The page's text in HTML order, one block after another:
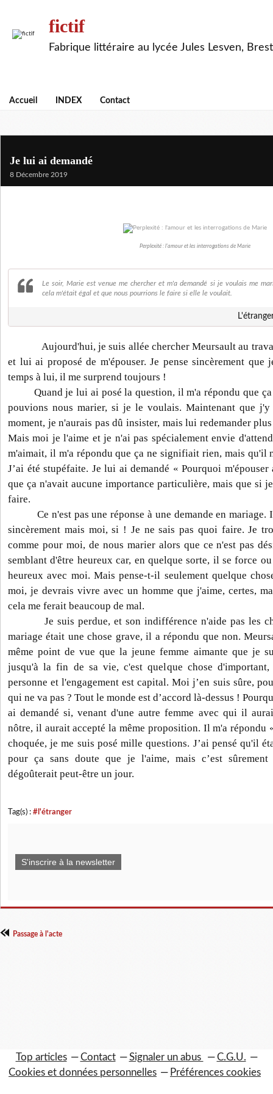
fictif
Fabrique littéraire au lycée Jules Lesven, Brest
Accueil INDEX Contact
Je lui ai demandé
8 Décembre 2019
Perplexité : l'amour et les interrogations de Marie
Le soir, Marie est venue me chercher et m'a demandé si je voulais me
cela m'était égal et que nous pourrions le faire si elle le voulait.
Aujourd'hui, je suis allée chercher Meursault au
et lui ai proposé de m'épouser. Je pense sincèrement que
temps à lui, il me surprend toujours !
Quand je lui ai posé la question, il m'a répondu que ça
pouvions nous marier, si je le voulais. Maintenant que j'y
moment, je n'aurais pas dû insister, mais lui redemander
Mais moi je l'aime et je n'ai pas spécialement envie
m'aimait, il m'a répondu que ça ne signifiait rien, mais qu'il
J’ai été stupéfaite. Je lui ai demandé « Pourquoi
que ça n'avait aucune importance particulière, mais que si
faire.
Ce n'est pas une réponse à une demande en mariage.
sincèrement mais moi, si ! Je ne sais pas quoi faire. Je
comme pour moi, de nous marier alors que ce n'est pas
semblant d'être heureux car, en quelque sorte, il se force
heureux avec moi. Mais pense-t-il seulement quelque
moi, je devrais vivre avec un homme que j'aime, certes,
cela me ferait beaucoup de mal.
Je suis perdue, et son indifférence n'aide pas les
mariage était une chose grave, il a répondu que non.
même point de vue que la jeune femme aimante que je
jusqu'à la fin de sa vie, c'est quelque chose
personne et l'engagement est capital. Moi j’en suis sûre,
qui ne va pas ? Tout le monde est d’accord là-dessus !
ai demandé si, venant d'une autre femme avec qui il
nôtre, il aurait accepté la même proposition. Il m'a répondu
choquée, je me suis posé mille questions. J’ai pensé qu'il
pour ça sans doute que je l'aime, mais c’est
dégoûterait peut-être un jour.
Tag(s) : #l'étranger
S'inscrire à la newsletter
Passage à l'acte
Top articles Contact Signaler un abus
C.G.U.
Cookies et données personnelles
Préférences cookies